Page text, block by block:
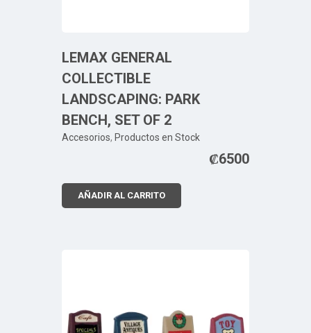
LEMAX GENERAL
COLLECTIBLE
LANDSCAPING: PARK
BENCH, SET OF 2
Accesorios, Productos en Stock
₡6500
AÑADIR AL CARRITO